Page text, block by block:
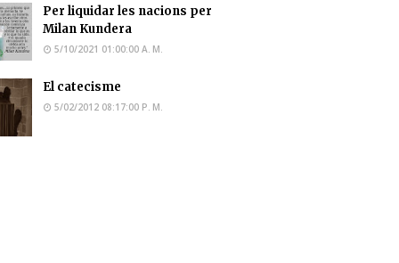
Per liquidar les nacions per
Milan Kundera
5/10/2021 01:00:00 A. M.
El catecisme
5/02/2012 08:17:00 P. M.